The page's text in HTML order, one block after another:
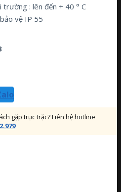
: lên đến + 40 ° C
vệ IP 55
gặp trục trặc? Liên hệ hotline